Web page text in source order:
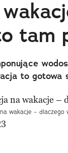
tam
to gotowa
wakacje –